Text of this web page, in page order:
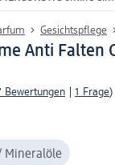
Gesichtspflege
Anti Falten
Bewertungen 1 Frage)
Mineralöle